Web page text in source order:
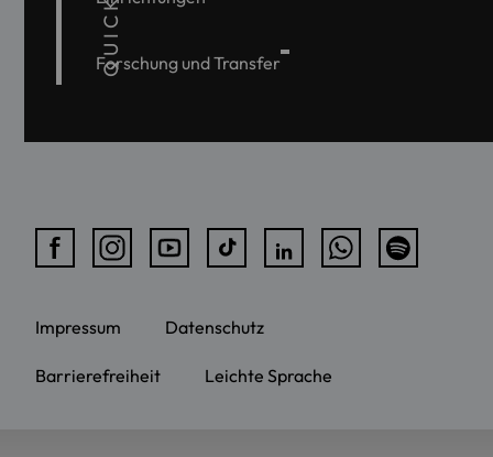
Forschung und Transfer
Impressum Datenschutz
Barrierefreiheit Leichte Sprache